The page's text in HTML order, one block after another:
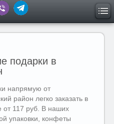
подарки в
напрямую от
район легко заказать в
от 117 руб. В наших
упаковки, конфеты